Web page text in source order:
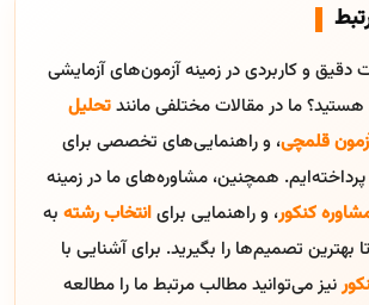
دقیق و کاربردی در زمینه آزمون‌های آزمایشی
هستید؟ ما در مقالات مختلفی مانندتحلیل
قلمچی، و راهنمایی‌های تخصصی برای
پرداخته‌ایم. همچنین، مشاوره‌های ما در زمینه
کنکور، و راهنمایی برایانتخاب رشته به
تصمیم‌ها را بگیرید. برای آشنایی با
نیز می‌توانید مطالب مرتبط ما را مطالعه